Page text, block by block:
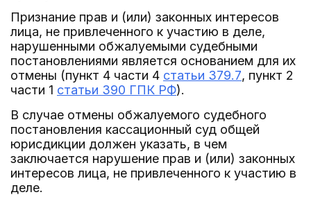
Признание прав и (или) законных интересов
лица, не привлеченного к участию в деле,
нарушенными обжалуемыми судебными
постановлениями является основанием для их
отмены (пункт 4 части 4 статьи 379.7, пункт 2
части 1 статьи 390 ГПК РФ).
В случае отмены обжалуемого судебного
постановления кассационный суд общей
юрисдикции должен указать, в чем
заключается нарушение прав и (или) законных
интересов лица, не привлеченного к участию в
деле.